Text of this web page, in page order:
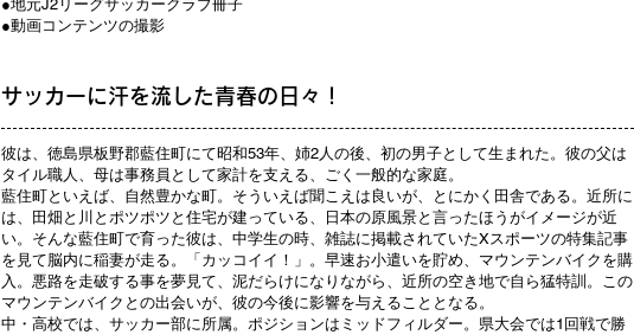
●地元J2リーグサッカークラブ冊子
●動画コンテンツの撮影
サッカーに汗を流した青春の日々！
彼は、徳島県板野郡藍住町にて昭和53年、姉2人の後、初の男子として生まれた。彼の父は
タイル職人、母は事務員として家計を支える、ごく一般的な家庭。
藍住町といえば、自然豊かな町。そういえば聞こえは良いが、とにかく田舎である。近所に
は、田畑と川とポツポツと住宅が建っている、日本の原風景と言ったほうがイメージが近
い。そんな藍住町で育った彼は、中学生の時、雑誌に掲載されていたXスポーツの特集記事
を見て脳内に稲妻が走る。「カッコイイ！」。早速お小遣いを貯め、マウンテンバイクを購
入。悪路を走破する事を夢見て、泥だらけになりながら、近所の空き地で自ら猛特訓。この
マウンテンバイクとの出会いが、彼の今後に影響を与えることとなる。
中・高校では、サッカー部に所属。ポジションはミッドフィルダー。県大会では1回戦で勝